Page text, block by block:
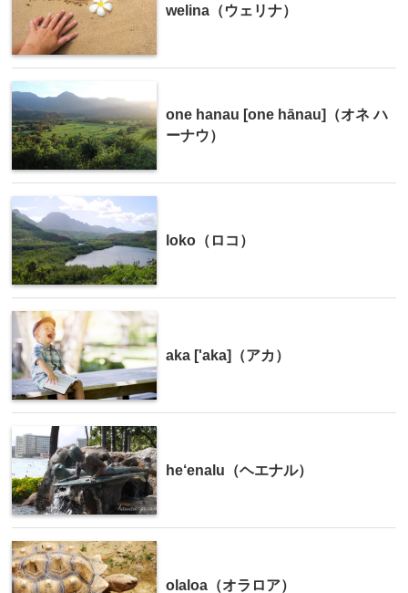
welina（ウェリナ）
one hanau [one hānau]（オネ ハ
ーナウ）
loko（ロコ）
aka ['aka]（アカ）
he‘enalu（ヘエナル）
olaloa（オラロア）